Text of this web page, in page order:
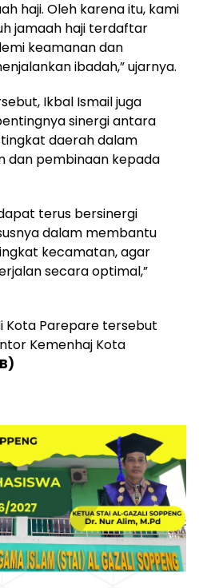
haji. Oleh karena itu, kami
jamaah haji terdaftar
keamanan dan
ibadah,” ujarnya.
Ikbal Ismail juga
sinergi antara
tingkat daerah dalam
dan pembinaan kepada
terus bersinergi
dalam membantu
kecamatan, agar
secara optimal,”
Kota Parepare tersebut
Kemenhaj Kota